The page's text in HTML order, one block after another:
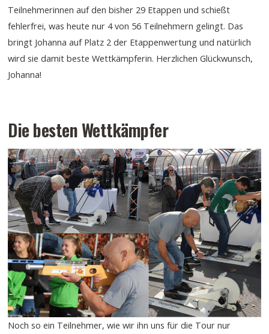
Teilnehmerinnen auf den bisher 29 Etappen und schießt
fehlerfrei, was heute nur 4 von 56 Teilnehmern gelingt. Das
bringt Johanna auf Platz 2 der Etappenwertung und natürlich
wird sie damit beste Wettkämpferin. Herzlichen Glückwunsch,
Johanna!
Die besten Wettkämpfer
Noch so ein Teilnehmer, wie wir ihn uns für die Tour nur